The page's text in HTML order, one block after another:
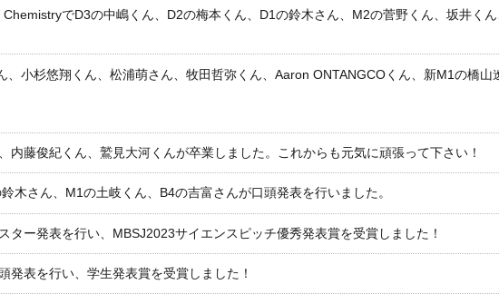
でD3の中嶋くん、D2の梅本くん、D1の鈴木さん、M2の菅野くん、坂井く
小杉悠翔くん、松浦萌さん、牧田哲弥くん、Aaron ONTANGCOくん、新M1の橋
藤俊紀くん、鷲見大河くんが卒業しました。これからも元気に頑張って下さい！
木さん、M1の土岐くん、B4の吉富さんが口頭発表を行いました。
ー発表を行い、MBSJ2023サイエンスピッチ優秀発表賞を受賞しました！
表を行い、学生発表賞を受賞しました！